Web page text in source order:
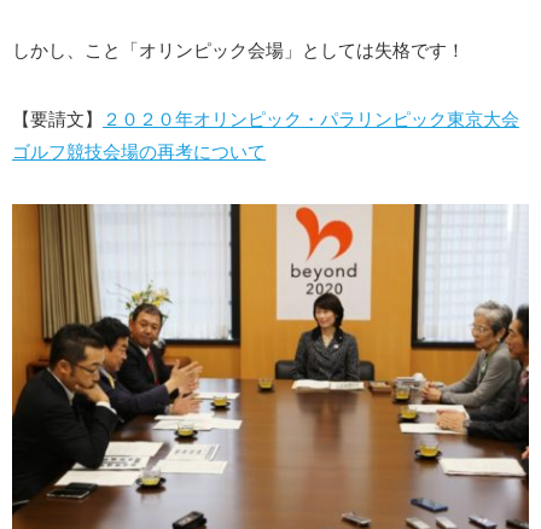
しかし、こと「オリンピック会場」としては失格です！
【要請文】
２０２０年オリンピック・パラリンピック東京大会
ゴルフ競技会場の再考について